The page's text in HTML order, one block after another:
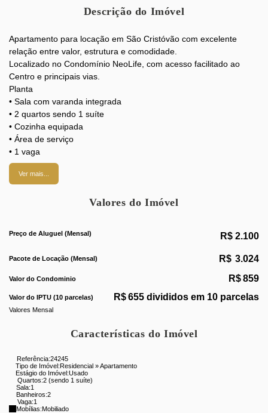
Descrição do Imóvel
Apartamento para locação em São Cristóvão com excelente
relação entre valor, estrutura e comodidade.
Localizado no Condomínio NeoLife, com acesso facilitado ao
Centro e principais vias.
Planta
• Sala com varanda integrada
• 2 quartos sendo 1 suíte
• Cozinha equipada
• Área de serviço
• 1 vaga
Diferenciais
• Imóvel mobiliado
Valor do aluguel R$ 2.200 por mês
IPTU R$ 655 por ano
Apartamentos mobiliados com lazer completo nessa faixa de
Entre em contato para mais informações.
Ver mais...
Valores do Imóvel
R$ 2.100
Preço de Aluguel (Mensal)
Valores Mensal
Valor do IPTU (10 parcelas) R$655 divididos em 10 parcelas
Valor do Condominio R$859
R$ 3.024
Pacote de Locação (Mensal)
Características do Imóvel
Referência:24245
Tipo de Imóvel:Residencial »Apartamento
Estágio do Imóvel:Usado
Quartos:2 (sendo 1 suíte)
Sala:1
Banheiros:2
Vaga:1
Mobílias:Mobiliado